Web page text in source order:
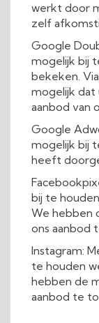
werkt door
zelf
Google
mogelijk bij
bekeken.
mogelijk
aanbod van
Google
mogelijk bij
heeft
bij te
We hebben
ons aanbod
Instagram:
te houden
hebben de
aanbod te